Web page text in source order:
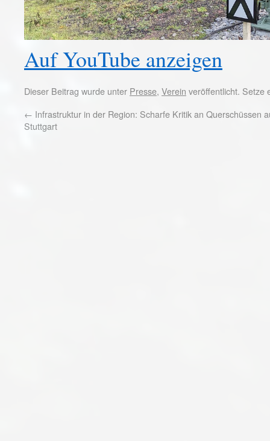
Auf YouTube anzeigen
Dieser Beitrag wurde unter Presse, Verein veröffentlicht. Setze
← Infrastruktur in der Region: Scharfe Kritik an Querschüssen
Stuttgart